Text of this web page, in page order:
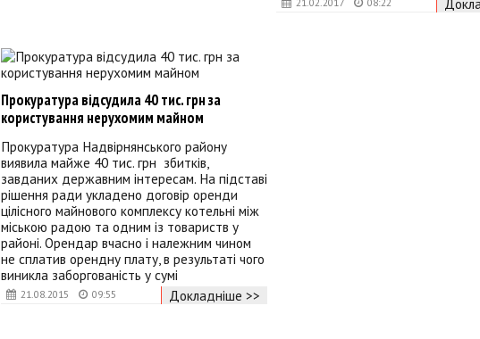
21.08.2015 09:55
Прокуратура відсудила 40 тис. грн за
користування нерухомим майном
Прокуратура Надвірнянського району
виявила майже 40 тис. грн збитків,
завданих державним інтересам. На підставі
рішення ради укладено договір оренди
цілісного майнового комплексу котельні між
міською радою та одним із товариств у
районі. Орендар вчасно і належним чином
не сплатив орендну плату, в результаті чого
виникла заборгованість у сумі
Докладніше >>